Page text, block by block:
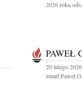
2026 roku
PAWEŁ
20 lutego
zmarł Paweł